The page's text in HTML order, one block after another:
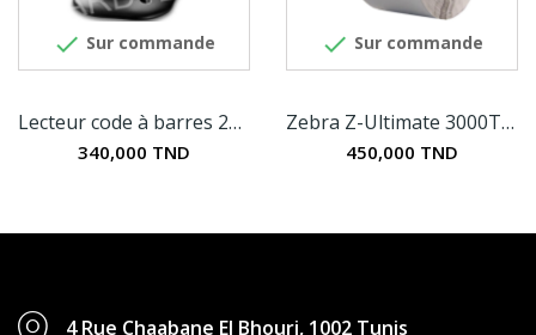
 Sur commande
Lecteur code à barres 2D Zebra DS2208
340,000 TND
 Sur commande
Zebra Z-Ultimate 3000T - Etiquettes en...
450,000 TND
4 Rue Chaabane El Bhouri, 1002 Tunis